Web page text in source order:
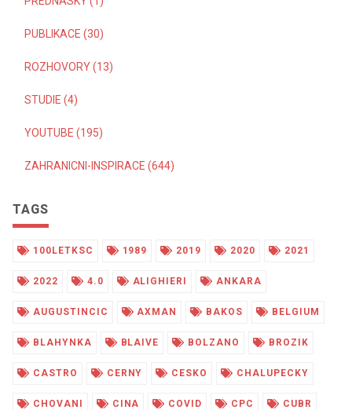
PUBLIKACE (30)
ROZHOVORY (13)
STUDIE (4)
YOUTUBE (195)
ZAHRANICNI-INSPIRACE (644)
TAGS
100LETKSC 1989 2019 2020 2021
2022 4.0 ALIGHIERI ANKARA
AUGUSTINCIC AXMAN BAKOS BELGIUM
BLAHYNKA BLAIVE BOLZANO BROZIK
CASTRO CERNY CESKO CHALUPECKY
CHOVANI CINA COVID CPC CUBR